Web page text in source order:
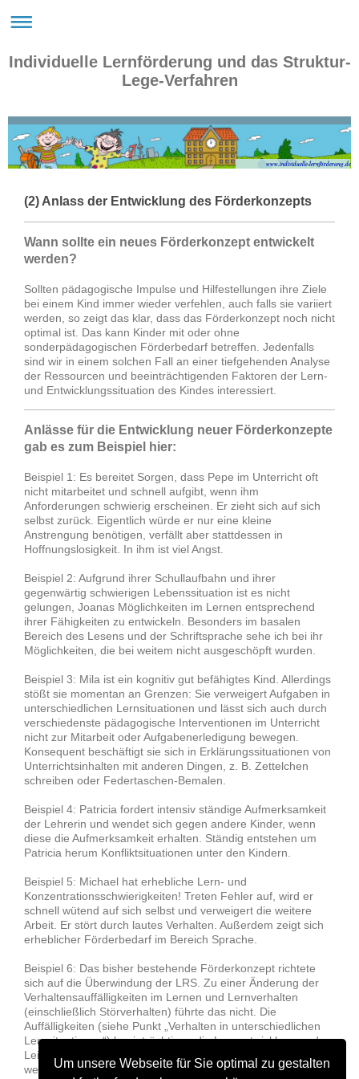
Um unsere Webseite für Sie optimal zu gestalten
Individuelle Lernförderung und das Struktur-
Lege-Verfahren
www.individuelle-lernförderung.de
(2) Anlass der Entwicklung des Förderkonzepts
Wann sollte ein neues Förderkonzept entwickelt
werden?
Sollten pädagogische Impulse und Hilfestellungen ihre Ziele
bei einem Kind immer wieder verfehlen, auch falls sie variiert
werden, so zeigt das klar, dass das Förderkonzept noch nicht
optimal ist. Das kann Kinder mit oder ohne
sonderpädagogischen Förderbedarf betreffen. Jedenfalls
sind wir in einem solchen Fall an einer tiefgehenden Analyse
der Ressourcen und beeinträchtigenden Faktoren der Lern-
und Entwicklungssituation des Kindes interessiert.
Anlässe für die Entwicklung neuer Förderkonzepte
gab es zum Beispiel hier:
Beispiel 1: Es bereitet Sorgen, dass Pepe im Unterricht oft
nicht mitarbeitet und schnell aufgibt, wenn ihm
Anforderungen schwierig erscheinen. Er zieht sich auf sich
selbst zurück. Eigentlich würde er nur eine kleine
Anstrengung benötigen, verfällt aber stattdessen in
Hoffnungslosigkeit. In ihm ist viel Angst.
Beispiel 2: Aufgrund ihrer Schullaufbahn und ihrer
gegenwärtig schwierigen Lebenssituation ist es nicht
gelungen, Joanas Möglichkeiten im Lernen entsprechend
ihrer Fähigkeiten zu entwickeln. Besonders im basalen
Bereich des Lesens und der Schriftsprache sehe ich bei ihr
Möglichkeiten, die bei weitem nicht ausgeschöpft wurden.
Beispiel 3: Mila ist ein kognitiv gut befähigtes Kind. Allerdings
stößt sie momentan an Grenzen: Sie verweigert Aufgaben in
unterschiedlichen Lernsituationen und lässt sich auch durch
verschiedenste pädagogische Interventionen im Unterricht
nicht zur Mitarbeit oder Aufgabenerledigung bewegen.
Konsequent beschäftigt sie sich in Erklärungssituationen von
Unterrichtsinhalten mit anderen Dingen, z. B. Zettelchen
schreiben oder Federtaschen-Bemalen.
Beispiel 4: Patricia fordert intensiv ständige Aufmerksamkeit
der Lehrerin und wendet sich gegen andere Kinder, wenn
diese die Aufmerksamkeit erhalten. Ständig entstehen um
Patricia herum Konfliktsituationen unter den Kindern.
Beispiel 5: Michael hat erhebliche Lern- und
Konzentrationsschwierigkeiten! Treten Fehler auf, wird er
schnell wütend auf sich selbst und verweigert die weitere
Arbeit. Er stört durch lautes Verhalten. Außerdem zeigt sich
erheblicher Förderbedarf im Bereich Sprache.
Beispiel 6: Das bisher bestehende Förderkonzept richtete
sich auf die Überwindung der LRS. Zu einer Änderung der
Verhaltensauffälligkeiten im Lernen und Lernverhalten
(einschließlich Störverhalten) führte das nicht. Die
Auffälligkeiten (siehe Punkt „Verhalten in unterschiedlichen
Lernsituationen“) beeinträchtigen die Lernentwicklung und
Leistung. Deshalb soll ein neues Förderkonzept entwickelt
werden.